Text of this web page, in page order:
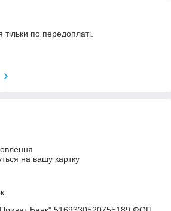
тільки по передоплаті.
на вашу картку